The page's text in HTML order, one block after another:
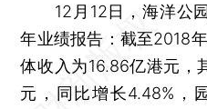
12月12日，海洋公园
年业绩报告：截至2018
体收入为16.86亿港元，
元，同比增长4.48%，